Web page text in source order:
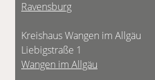
Ravensburg
Kreishaus Wangen im Allgäu
Liebigstraße 1
Wangen im Allgäu